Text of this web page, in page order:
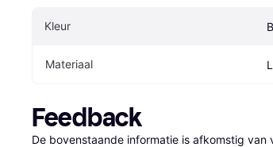
Kleur
Materiaal
Feedback
De bovenstaande informatie is afkomstig